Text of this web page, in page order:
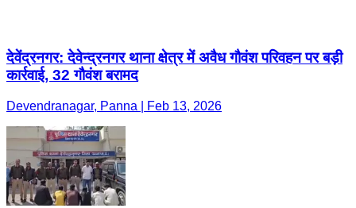
देवेंद्रनगर: देवेन्द्रनगर थाना क्षेत्र में अवैध गौवंश परिवहन पर बड़ी
कार्रवाई, 32 गौवंश बरामद
Devendranagar, Panna | Feb 13, 2026